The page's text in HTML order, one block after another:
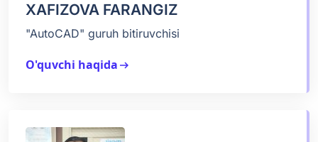
XAFIZOVA FARANGIZ
"AutoCAD" guruh bitiruvchisi
O'quvchi haqidaarrow_right_alt